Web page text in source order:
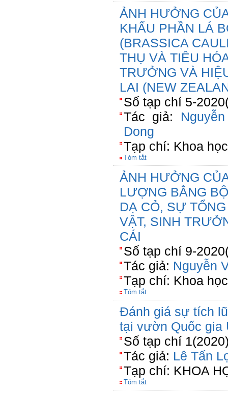
ẢNH HƯỞNG
KHẨU PHẦN LÁ
(BRASSICA
THỤ VÀ TIÊU
TRƯỞNG VÀ
LAI (NEW
Số tạp chí 5-
Tác giả:
Dong
Tạp chí: Khoa
Tóm tắt
ẢNH HƯỞNG
LƯỢNG BẰNG
DẠ CỎ, SỰ
VẬT, SINH
CÁI
Số tạp chí 9-
Tác giả: Nguyễn
Tạp chí: Khoa
Tóm tắt
Đánh giá sự tích
tại vườn Quốc gia
Số tạp chí
Tác giả: Lê Tấn
Tạp chí: KHOA
Tóm tắt